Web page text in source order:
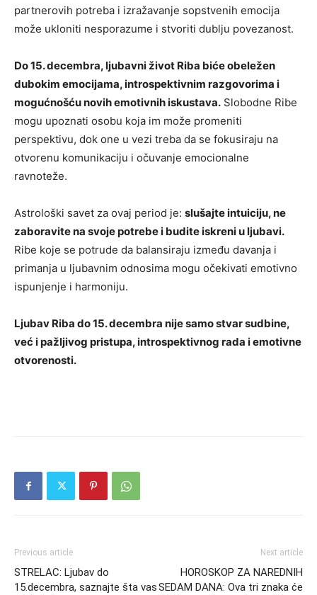
partnerovih potreba i izražavanje sopstvenih emocija
može ukloniti nesporazume i stvoriti dublju povezanost.
Do 15. decembra, ljubavni život Riba biće obeležen
dubokim emocijama, introspektivnim razgovorima i
mogućnošću novih emotivnih iskustava. Slobodne Ribe
mogu upoznati osobu koja im može promeniti
perspektivu, dok one u vezi treba da se fokusiraju na
otvorenu komunikaciju i očuvanje emocionalne
ravnoteže.
Astrološki savet za ovaj period je: slušajte intuiciju, ne
zaboravite na svoje potrebe i budite iskreni u ljubavi.
Ribe koje se potrude da balansiraju između davanja i
primanja u ljubavnim odnosima mogu očekivati emotivno
ispunjenje i harmoniju.
Ljubav Riba do 15. decembra nije samo stvar sudbine,
već i pažljivog pristupa, introspektivnog rada i emotivne
otvorenosti.
Previous article
STRELAC: Ljubav do
15.decembra, saznajte šta vas
Next article
HOROSKOP ZA NAREDNIH
SEDAM DANA: Ova tri znaka će